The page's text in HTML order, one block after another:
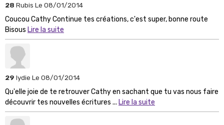
28 Rubis Le 08/01/2014
Coucou Cathy Continue tes créations, c'est super, bonne route
Bisous Lire la suite
29 lydie Le 08/01/2014
Qu'elle joie de te retrouver Cathy en sachant que tu vas nous faire
découvrir tes nouvelles écritures ... Lire la suite